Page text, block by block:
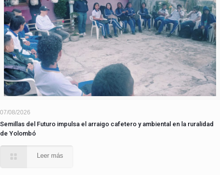
07/08/2026
Semillas del Futuro impulsa el arraigo cafetero y ambiental en la ruralidad
de Yolombó
Leer más